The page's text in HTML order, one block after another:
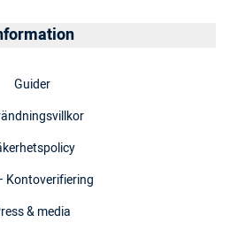
Guider
Kontoverifiering
& media